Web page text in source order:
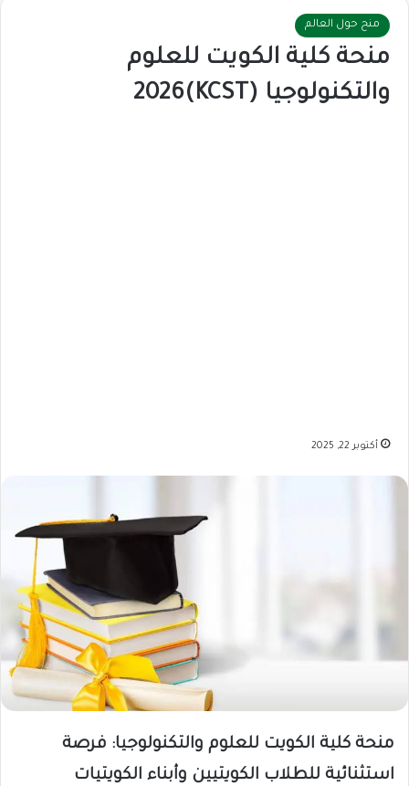
منح حول العالم
منحة كلية الكويت للعلوم
والتكنولوجيا (KCST)2026
أكتوبر 22, 2025
منحة كلية الكويت للعلوم والتكنولوجيا: فرصة
استثنائية للطلاب الكويتيين وأبناء الكويتيات